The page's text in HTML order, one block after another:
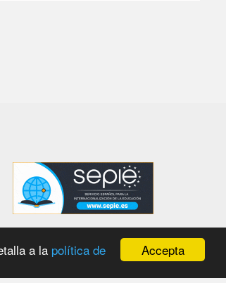
Accepta
a la política de